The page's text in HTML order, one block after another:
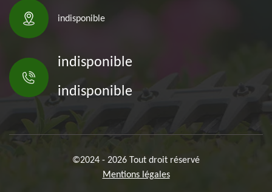
indisponible
indisponible
indisponible
©2024 - 2026 Tout droit réservé
Mentions légales